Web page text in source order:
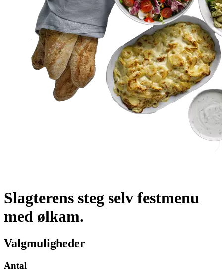
Slagterens steg selv festmenu
med ølkam.
Valgmuligheder
Antal